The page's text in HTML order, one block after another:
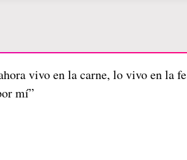
vivo en la carne, lo vivo en la fe
mí”